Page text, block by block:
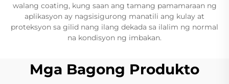
walang coating, kung saan ang tamang pamamaraan ng
aplikasyon ay nagsisigurong manatili ang kulay at
proteksyon sa gilid nang ilang dekada sa ilalim ng normal
na kondisyon ng imbakan.
Mga Bagong Produkto